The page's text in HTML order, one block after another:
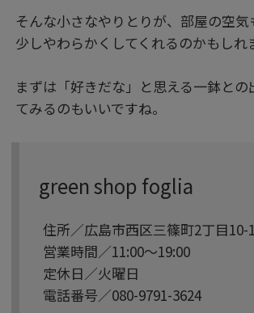
そんな小さなやりとりが、部屋の空気
少しやわらかくしてくれるのかもしれ
まずは「好きだな」と思える一鉢と
てみるのもいいですね。
green shop foglia
住所／広島市西区三篠町2丁目10-1
営業時間／11:00〜19:00
定休日／火曜日
電話番号／080-9791-3624